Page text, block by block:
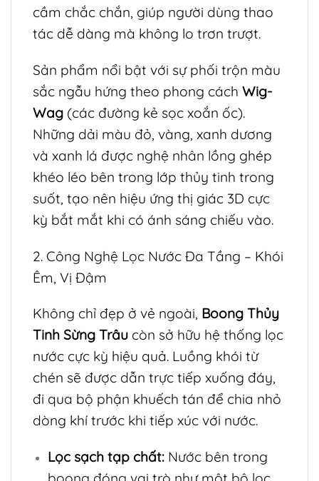
cầm chắc chắn, giúp người dùng thao
tác dễ dàng mà không lo trơn trượt.
Sản phẩm nổi bật với sự phối trộn màu
sắc ngẫu hứng theo phong cách Wig-
Wag (các đường kẻ sọc xoắn ốc).
Những dải màu đỏ, vàng, xanh dương
và xanh lá được nghệ nhân lồng ghép
khéo léo bên trong lớp thủy tinh trong
suốt, tạo nên hiệu ứng thị giác 3D cực
kỳ bắt mắt khi có ánh sáng chiếu vào.
2. Công Nghệ Lọc Nước Đa Tầng – Khói
Êm, Vị Đậm
Không chỉ đẹp ở vẻ ngoài, Boong Thủy
Tinh Sừng Trâu còn sở hữu hệ thống lọc
nước cực kỳ hiệu quả. Luồng khói từ
chén sẽ được dẫn trực tiếp xuống đáy,
đi qua bộ phận khuếch tán để chia nhỏ
dòng khí trước khi tiếp xúc với nước.
Lọc sạch tạp chất:Nước bên trong